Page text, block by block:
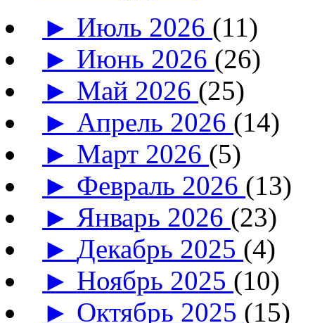
► Июль 2026 (11)
► Июнь 2026 (26)
► Май 2026 (25)
► Апрель 2026 (14)
► Март 2026 (5)
► Февраль 2026 (13)
► Январь 2026 (23)
►Декабрь 2025 (4)
► Ноябрь 2025 (10)
► Октябрь 2025 (15)